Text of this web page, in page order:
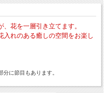
花を一層引き立てます。
入れのある癒しの空間をお楽し
に節目もあります。
ので、この作風の特徴であるしっと